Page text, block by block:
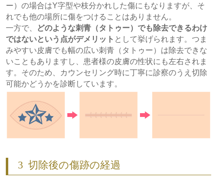
ー）の場合はY字型や枝分かれした傷にもなりますが、そ
れでも他の場所に傷をつけることはありません。
一方で、
どのような刺青（タトゥー）でも除去できるわけ
ではないという点がデメリット として挙げられます。つま
みやすい皮膚でも幅の広い刺青（タトゥー）は除去できな
いこともありますし、患者様の皮膚の性状にも左右されま
す。そのため、カウンセリング時に丁寧に診察のうえ切除
可能かどうかを診断しています。
3 切除後の傷跡の経過